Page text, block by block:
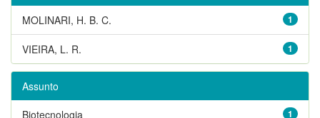
1
MOLINARI, H. B. C.
1
VIEIRA, L. R.
Assunto
1
Biotecnologia